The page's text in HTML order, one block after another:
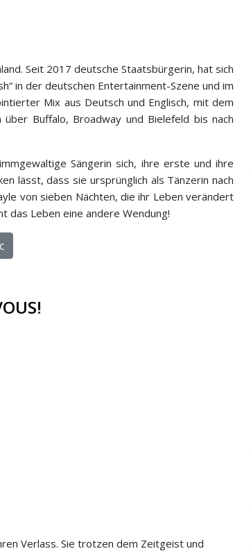
Seit 2017 deutsche Staatsbürgerin, hat sich
in der deutschen Entertainment-Szene und im
Mix aus Deutsch und Englisch, mit dem
Buffalo, Broadway und Bielefeld bis nach
Sängerin sich, ihre erste und ihre
lässt, dass sie ursprünglich als Tänzerin nach
von sieben Nächten, die ihr Leben verändert
das Leben eine andere Wendung!
Verlass. Sie trotzen dem Zeitgeist und